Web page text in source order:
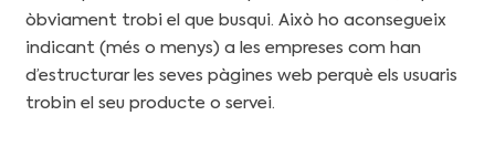
òbviament trobi el que busqui. Això ho aconsegueix
indicant (més o menys) a les empreses com han
d’estructurar les seves pàgines web perquè els usuaris
trobin el seu producte o servei.